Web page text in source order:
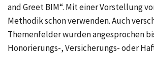
and Greet BIM“. Mit einer Vorstellung
Methodik schon verwenden. Auch
Themenfelder wurden angesprochen
Honorierungs-, Versicherungs- oder